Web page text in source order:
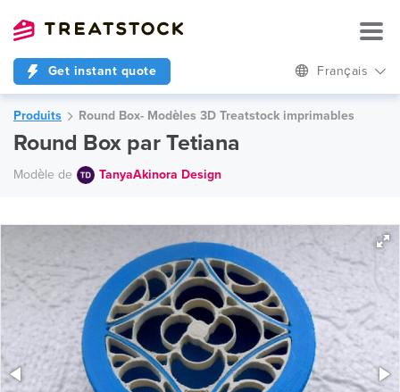
Get instant quote Français
Produits Round Box- Modèles 3D Treatstock imprimables
Round Box par Tetiana
Modèle de TanyaAkinora Design